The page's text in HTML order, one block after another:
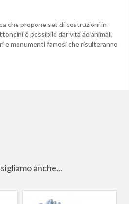
che propone set di costruzioni in
è possibile dar vita ad animali,
e monumenti famosi che risulteranno
anche...